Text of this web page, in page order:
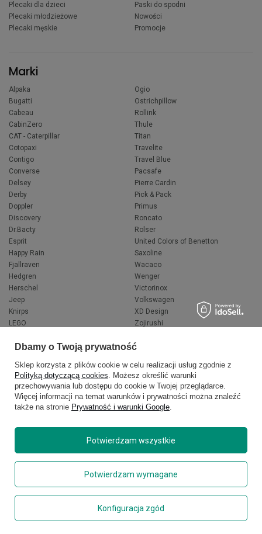
Plecaki dla dzieci
Plecaki młodzieżowe
Plecaki męskie
Paski do spodni
Nowości
Promocje
Marki
Alpaka
Bugatti
Cabeau
CabinZero
CAT - Caterpillar
Cotopaxi
Contigo
Converse
Delsey
Derby
Doppler
Discovery
Dr.Bacty
Esprit
Happy Rain
Fjallraven
Hedgren
Herschel
Jeep
Knirps
LEGO
National Geographic
Ogio
Ostrichpillow
Rollink
Thule
Titan
Travelite
Travel Blue
Pacsafe
Pierre Cardin
Pick & Pack
Primus
Roncato
Rolser
United Colors of Benetton
Saxoline
Wacaco
Wenger
Victorinox
Volkswagen
XD Design
Zojirushi
VANS
Copyright © 2026 delcaso.pl. Wszelkie prawa zastrzeżone.
Polityka prywatności
Zarządzaj plikami cookie
Regulamin
Dbamy o Twoją prywatność
Sklep korzysta z plików cookie w celu realizacji usług zgodnie z
Polityką dotyczącą cookies. Możesz określić warunki
przechowywania lub dostępu do cookie w Twojej przeglądarce.
Więcej informacji na temat warunków i prywatności można znaleźć
także na stronie Prywatność i warunki Google.
Potwierdzam wymagane
Konfiguracja zgód
Potwierdzam wszystkie